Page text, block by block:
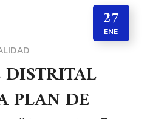
27
ENE
PLAN DE